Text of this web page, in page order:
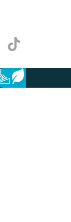
TikTok
Pieejamība
Ilgtspēja